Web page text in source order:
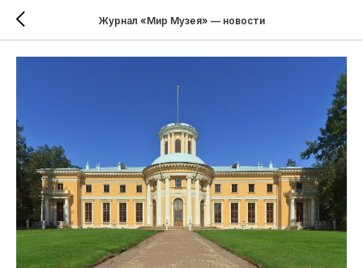
Журнал «Мир Музея» — новости